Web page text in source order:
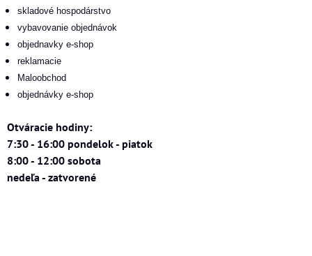
skladové hospodárstvo
vybavovanie objednávok
objednavky e-shop
reklamacie
Maloobchod
objednávky e-shop
Otváracie hodiny:
7:30 - 16:00 pondelok - piatok
8:00 - 12:00 sobota
nedeľa - zatvorené